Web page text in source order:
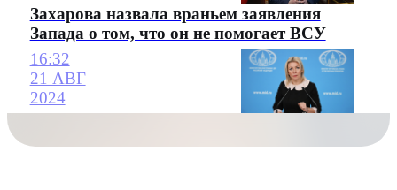
Захарова назвала враньем заявления
Запада о том, что он не помогает ВСУ
16:32
21 АВГ
2024